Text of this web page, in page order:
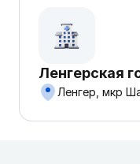
Ленгерская
Ленгер, мкр